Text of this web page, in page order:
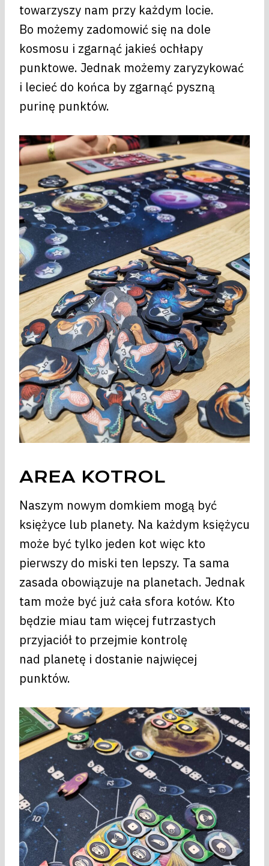
towarzyszy nam przy każdym locie.
Bo możemy zadomowić się na dole
kosmosu i zgarnąć jakieś ochłapy
punktowe. Jednak możemy zaryzykować
i lecieć do końca by zgarnąć pyszną
purinę punktów.
AREA KOTROL
Naszym nowym domkiem mogą być
księżyce lub planety. Na każdym księżycu
może być tylko jeden kot więc kto
pierwszy do miski ten lepszy. Ta sama
zasada obowiązuje na planetach. Jednak
tam może być już cała sfora kotów. Kto
będzie miau tam więcej futrzastych
przyjaciół to przejmie kontrolę
nad planetę i dostanie najwięcej
punktów.